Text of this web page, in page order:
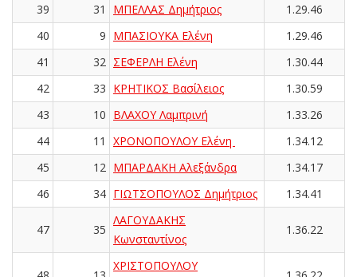
39
31 ΜΠΕΛΛΑΣ Δημήτριος
1.29.46
40
9 ΜΠΑΣΙΟΥΚΑ Ελένη
1.29.46
41
32 ΣΕΦΕΡΛΗ Ελένη
1.30.44
42
33 ΚΡΗΤΙΚΟΣ Βασίλειος
1.30.59
43
10 ΒΛΑΧΟΥ Λαμπρινή
1.33.26
44
11 ΧΡΟΝΟΠΟΥΛΟΥ Ελένη
1.34.12
45
12 ΜΠΑΡΔΑΚΗ Αλεξάνδρα
1.34.17
46
34 ΓΙΩΤΣΟΠΟΥΛΟΣ Δημήτριος 1.34.41
47 35
ΛΑΓΟΥΔΑΚΗΣ
Κωνσταντίνος
1.36.22
ΧΡΙΣΤΟΠΟΥΛΟΥ